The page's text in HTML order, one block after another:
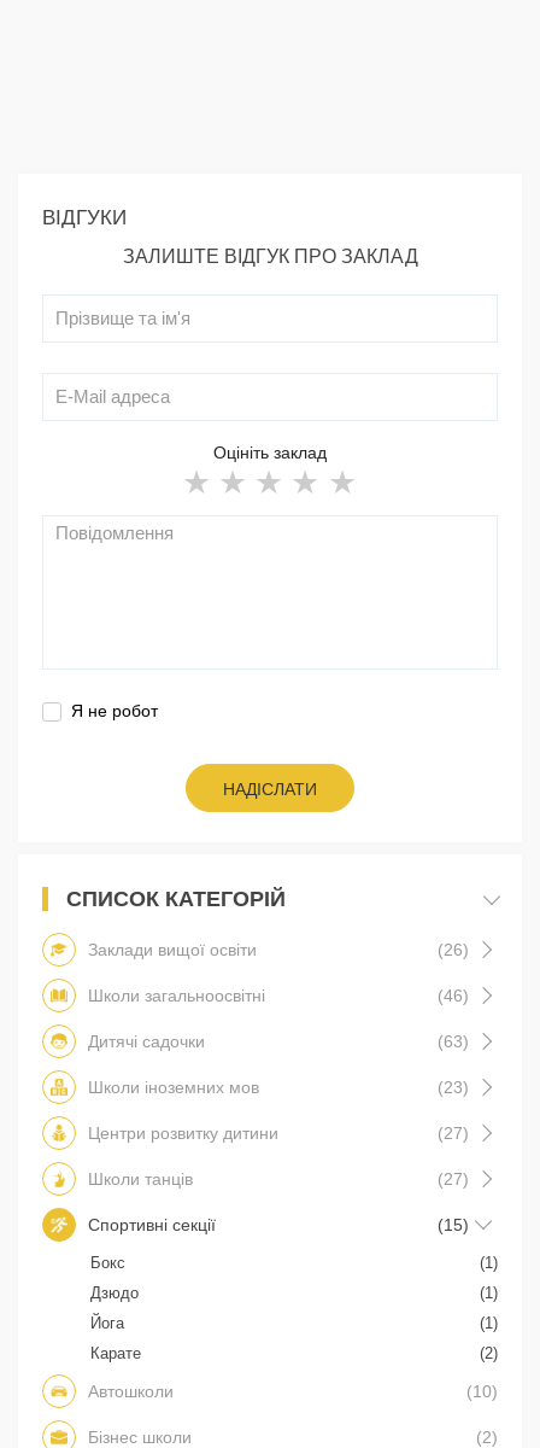
ВІДГУКИ
ЗАЛИШТЕ ВІДГУК ПРО ЗАКЛАД
Оцініть заклад
Я не робот
НАДІСЛАТИ
СПИСОК КАТЕГОРІЙ
Заклади вищої освіти (26)
Школи загальноосвітні (46)
Дитячі садочки (63)
Школи іноземних мов (23)
Центри розвитку дитини (27)
Школи танців (27)
Спортивні секції (15)
Бокс
(1)
Дзюдо
(1)
Йога
(1)
Карате
(2)
Автошколи (10)
Бізнес школи (2)